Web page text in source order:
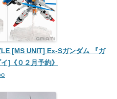
[MS UNIT] Ex-Sガンダム 『ガ
]《０２月予約》